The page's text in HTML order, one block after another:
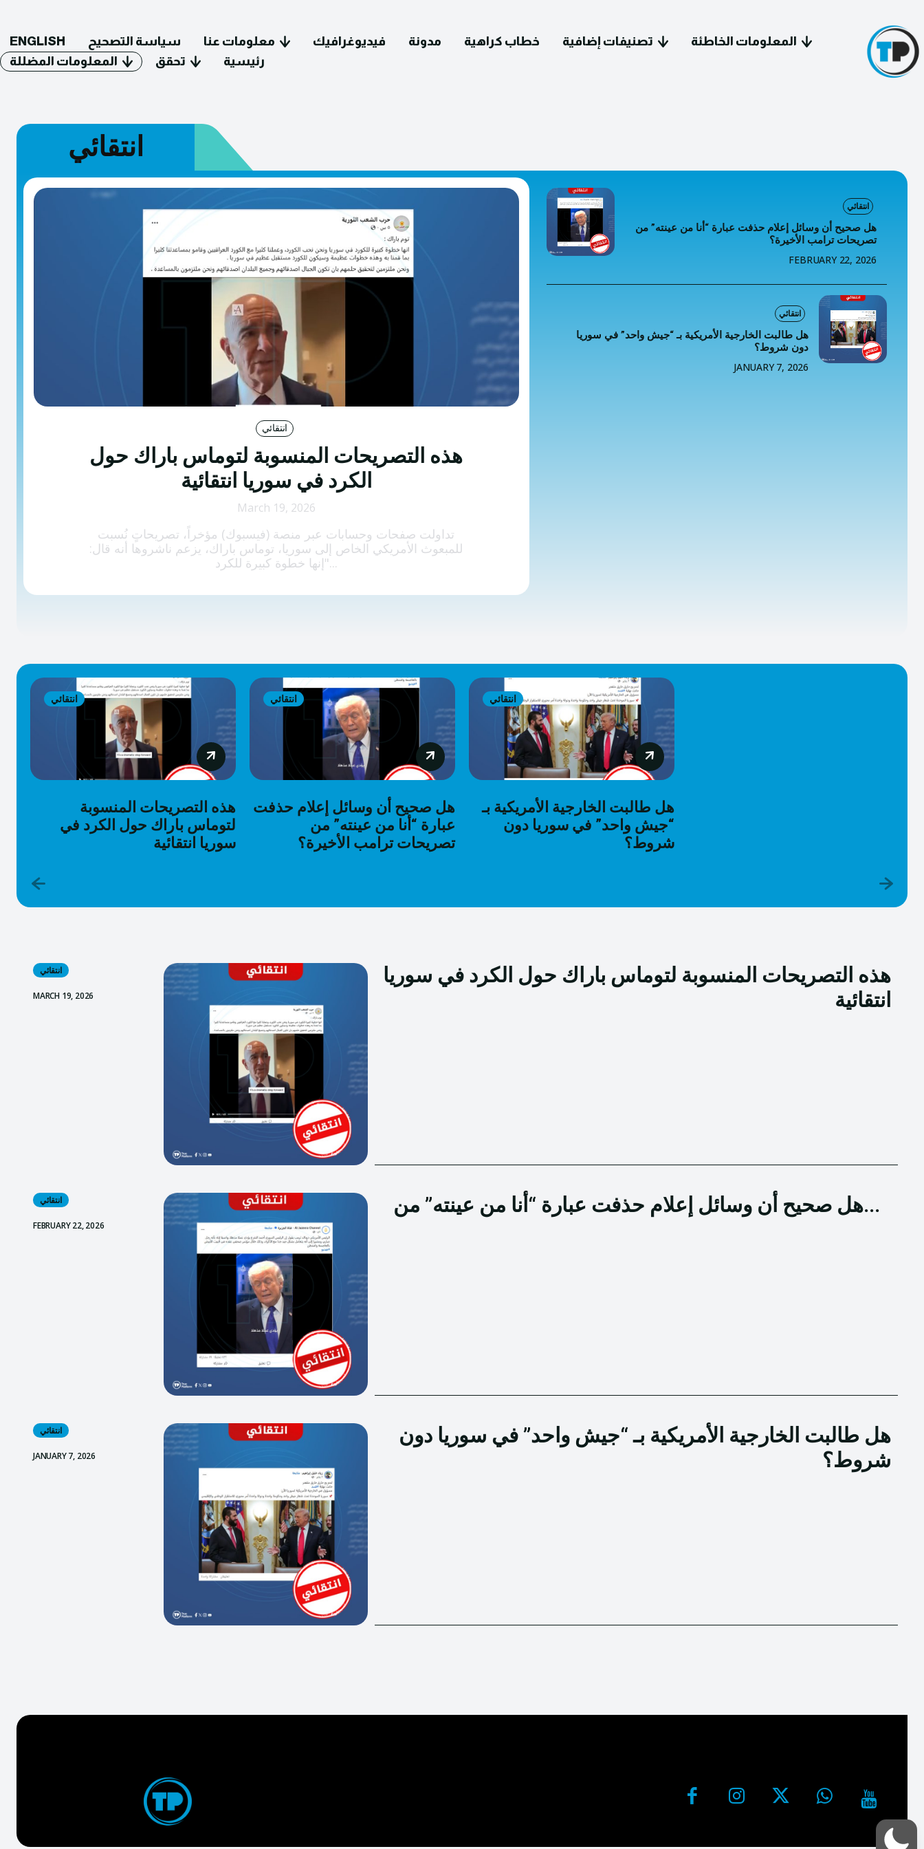
سياسة التصحيح
معلومات عنا
فيديوغرافيك
مدونة
تصنيفات إضافية
ENGLISH سياسة التصحيح معلومات عنا فيديوغرافيك مدونة خطاب كراهية تصنيفات إضافية
المعلومات الخاطئة
المعلومات المضللة
تحقق رئيسية
انتقائي
انتقائي
هذه التصريحات المنسوبة لتوماس باراك حول
الكرد في سوريا انتقائية
March 19, 2026
تداولت صفحات وحسابات عبر منصة (فيسبوك) مؤخراً، تصريحاتٍ نُسبت
للمبعوث الأمريكي الخاص إلى سوريا، توماس باراك، يزعم ناشروها أنه قال:
"إنها خطوة كبيرة للكرد...
انتقائي
هل صحيح أن وسائل إعلام حذفت عبارة “أنا من عينته” من
تصريحات ترامب الأخيرة؟
FEBRUARY 22, 2026
انتقائي
هل طالبت الخارجية الأمريكية بـ “جيش واحد” في سوريا
دون شروط؟
JANUARY 7, 2026
انتقائي
هذه التصريحات المنسوبة
لتوماس باراك حول الكرد في
سوريا انتقائية
انتقائي
هل صحيح أن وسائل إعلام حذفت
عبارة “أنا من عينته” من
تصريحات ترامب الأخيرة؟
انتقائي
هل طالبت الخارجية الأمريكية بـ
“جيش واحد” في سوريا دون
شروط؟
انتقائي
MARCH 19, 2026
هذه التصريحات المنسوبة لتوماس باراك حول الكرد في سوريا
انتقائية
انتقائي
FEBRUARY 22, 2026
هل صحيح أن وسائل إعلام حذفت عبارة “أنا من عينته” من...
انتقائي
JANUARY 7, 2026
هل طالبت الخارجية الأمريكية بـ “جيش واحد” في سوريا دون
شروط؟